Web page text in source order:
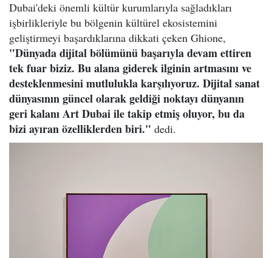
Dubai'deki önemli kültür kurumlarıyla sağladıkları
işbirlikleriyle bu bölgenin kültürel ekosistemini
geliştirmeyi başardıklarına dikkati çeken Ghione,
"Dünyada dijital bölümünü başarıyla devam ettiren
tek fuar biziz. Bu alana giderek ilginin artmasını ve
desteklenmesini mutlulukla karşılıyoruz. Dijital sanat
dünyasının güncel olarak geldiği noktayı dünyanın
geri kalanı Art Dubai ile takip etmiş oluyor, bu da
bizi ayıran özelliklerden biri." dedi.